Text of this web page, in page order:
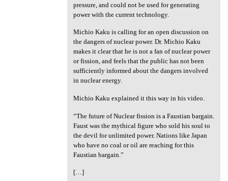
pressure, and could not be used for generating
power with the current technology.
Michio Kaku is calling for an open discussion on
the dangers of nuclear power. Dr. Michio Kaku
makes it clear that he is not a fan of nuclear power
or fission, and feels that the public has not been
sufficiently informed about the dangers involved
in nuclear energy.
Michio Kaku explained it this way in his video.
“The future of Nuclear fission is a Faustian bargain.
Faust was the mythical figure who sold his soul to
the devil for unlimited power. Nations like Japan
who have no coal or oil are reaching for this
Faustian bargain.”
[…]